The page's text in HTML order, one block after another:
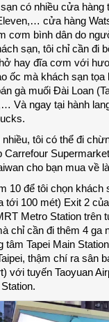
có nhiều cửa hàng
cửa hàng
cơm bình dân do
sạn, tôi chỉ cần đi
hay đĩa cơm với
ốc mà khách sạn tọa
gà muối Đài Loan
Và ngay tại hành
tôi có thể đi
Carrefour
cho bạn mua về
10 để tôi chọn khách
tới 100 mét) Exit 2
Metro Station trên
chỉ cần đi thêm 4 ga
tâm Tapei Main
thậm chí ra sân
với tuyến Taoyuan